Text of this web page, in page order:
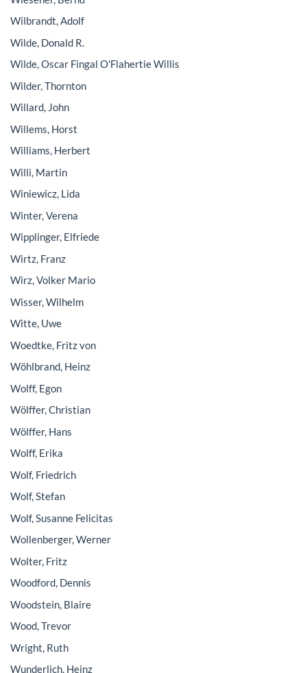
Wilbrandt, Adolf
Wilde, Donald R.
Wilde, Oscar Fingal O'Flahertie Willis
Wilder, Thornton
Willard, John
Willems, Horst
Williams, Herbert
Willi, Martin
Winiewicz, Lida
Winter, Verena
Wipplinger, Elfriede
Wirtz, Franz
Wirz, Volker Mario
Wisser, Wilhelm
Witte, Uwe
Woedtke, Fritz von
Wöhlbrand, Heinz
Wolff, Egon
Wölffer, Christian
Wölffer, Hans
Wolff, Erika
Wolf, Friedrich
Wolf, Stefan
Wolf, Susanne Felicitas
Wollenberger, Werner
Wolter, Fritz
Woodford, Dennis
Woodstein, Blaire
Wood, Trevor
Wright, Ruth
Wunderlich, Heinz